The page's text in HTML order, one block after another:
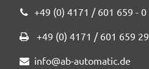
+49 (0) 4171 / 601 659 - 0
+49 (0) 4171 / 601 659 29
info@ab-automatic.de